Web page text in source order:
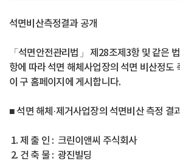
석면비산측정결과 공개
「석면안전관리법」 제28조제3항 및 같은
항에 따라 석면 해체사업장의 석면 비산정도
이 구 홈페이지에 게시합니다.
■ 석면 해체·제거사업장의 석면비산 측정 결
1. 제 출 인 : 크린이앤씨 주식회사
2. 건 축 물 : 광진빌딩